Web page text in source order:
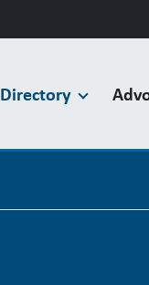
Directory